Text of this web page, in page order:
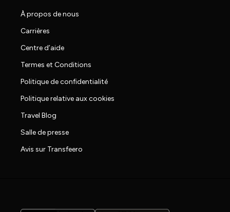
À propos de nous
Carrières
Centre d’aide
Termes et Conditions
Politique de confidentialité
Politique relative aux cookies
Travel Blog
Salle de presse
Avis sur Transfeero